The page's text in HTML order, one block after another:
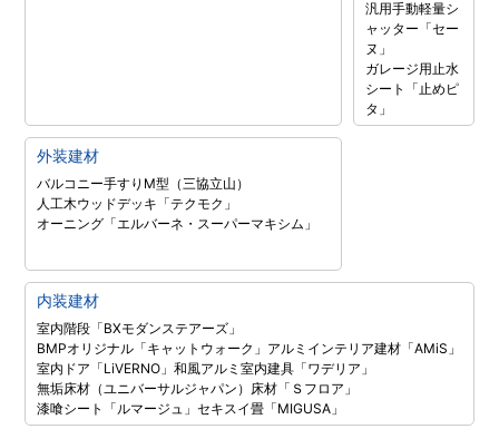
汎用手動軽量シ
ャッター「セー
ヌ」
ガレージ用止水
シート「止めピ
タ」
外装建材
バルコニー手すりM型（三協立山）
人工木ウッドデッキ「テクモク」
オーニング「エルバーネ・スーパーマキシム」
内装建材
室内階段「BXモダンステアーズ」
BMPオリジナル「キャットウォーク」 アルミインテリア建材「AMiS」
室内ドア「LiVERNO」和風アルミ室内建具「ワデリア」
無垢床材（ユニバーサルジャパン） 床材「Ｓフロア」
漆喰シート「ルマージュ」セキスイ畳「MIGUSA」